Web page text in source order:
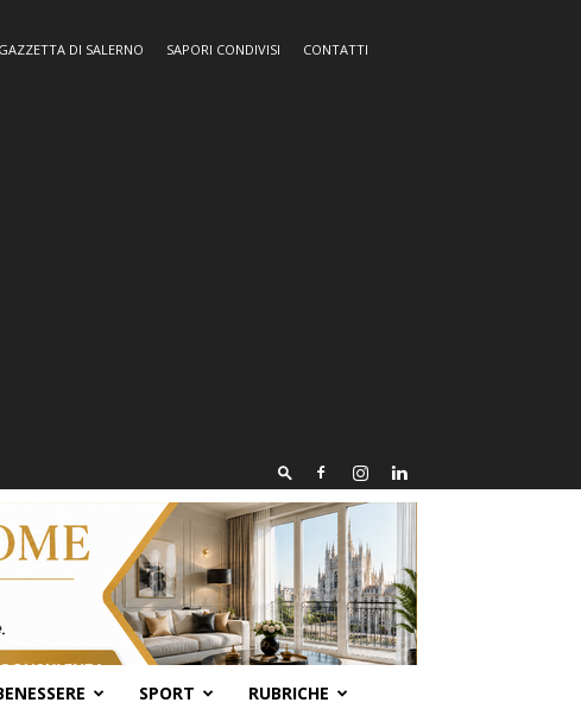
GAZZETTA DI SALERNO SAPORI CONDIVISI
CONTATTI
SPORT RUBRICHE